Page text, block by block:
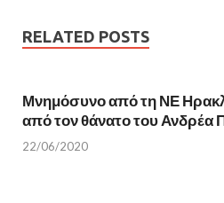
b
o
o
p
e
n
i
t
e
r
e
n
s
n
RELATED POSTS
Μνημόσυνο από τη ΝΕ
από τον θάνατο του Ανδρέα
22/06/2020